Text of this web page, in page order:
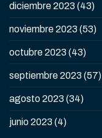
diciembre 2023 (43)
noviembre 2023 (53)
octubre 2023 (43)
septiembre 2023 (57)
agosto 2023 (34)
junio 2023 (4)